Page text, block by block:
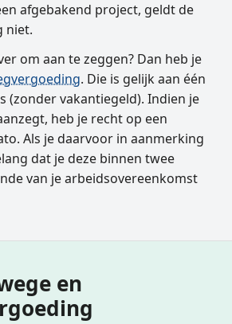
afgebakend project, geldt de
niet.
om aan te zeggen? Dan heb je
. Die is gelijk aan één
(zonder vakantiegeld). Indien je
heb je recht op een
Als je daarvoor in aanmerking
dat je deze binnen twee
van je arbeidsovereenkomst
en